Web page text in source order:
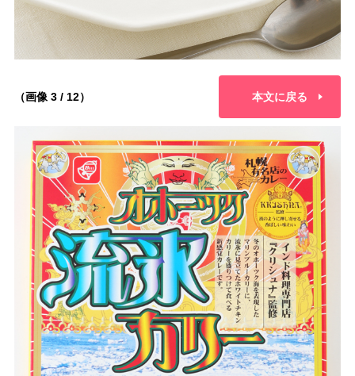
（画像 3 / 12） 本文に戻る